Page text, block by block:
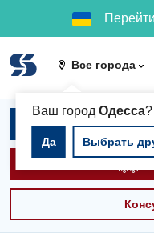
Все города
Ваш город Одесса?
Да Выбрать